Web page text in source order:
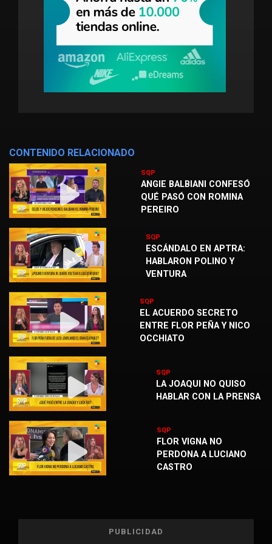
CONTENIDO RELACIONADO
SQP
ANGIE BALBIANI CONFESÓ
QUÉ PASÓ CON ROMINA
PEREIRO
SQP
ESCÁNDALO EN APTRA:
HABLARON POLINO Y
VENTURA
SQP
EL ACUERDO SECRETO
ENTRE FLOR PEÑA Y NICO
OCCHIATO
SQP
LA JOAQUI NO QUISO
HABLAR CON LA PRENSA
SQP
FLOR VIGNA NO
PERDONA A LUCIANO
CASTRO
PUBLICIDAD